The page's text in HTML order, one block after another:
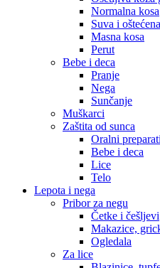
Normalna kosa
Suva i
Masna kosa
Perut
Bebe i deca
Pranje
Nega
Sunčanje
Muškarci
Zaštita od sunca
Oralni preparati
Bebe i deca
Lice
Telo
Lepota i nega
Pribor za negu
Četke i češljevi
Makazice,
Ogledala
Za lice